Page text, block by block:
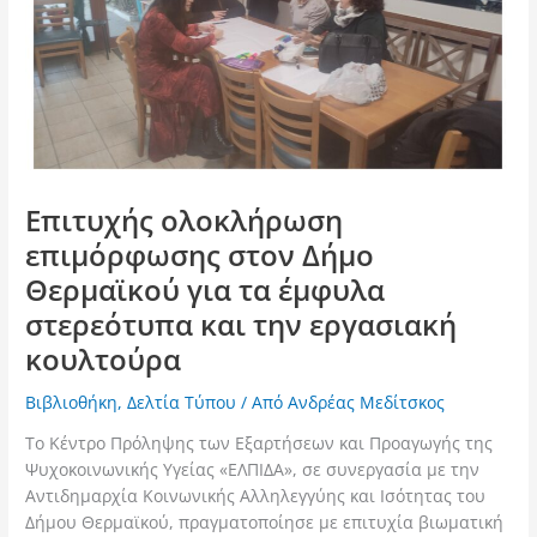
Επιτυχής ολοκλήρωση
επιμόρφωσης στον Δήμο
Θερμαϊκού για τα έμφυλα
στερεότυπα και την εργασιακή
κουλτούρα
Βιβλιοθήκη,Δελτία Τύπου / ΑπόΑνδρέας Μεδίτσκος
Το Κέντρο Πρόληψης των Εξαρτήσεων και Προαγωγής της
Ψυχοκοινωνικής Υγείας «ΕΛΠΙΔΑ», σε συνεργασία με την
Αντιδημαρχία Κοινωνικής Αλληλεγγύης και Ισότητας του
Δήμου Θερμαϊκού, πραγματοποίησε με επιτυχία βιωματική